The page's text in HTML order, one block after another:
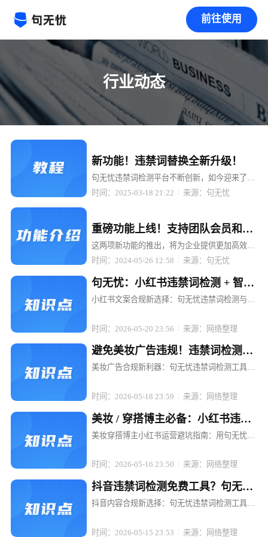
前往使用
行业动态
新功能！违禁词替换全新升级！
句无忧违禁词检测平台不断创新，如今迎来了重
大升级 —— 检测出来的违禁词可以一键替换成
时间：2025-03-18 21:22 来源：句无忧
重磅功能上线！支持团队会员和
API接口，助力企业高效管理与智
能检测！
这两项新功能的推出，将为企业提供更加高效、
便捷的违禁词检测服务，助力企业轻松应对内容
时间：2024-05-26 12:58 来源：句无忧
句无忧：小红书违禁词检测 + 智能
替换，文案不打折
小红书文案合规新选择：句无忧违禁词检测与智
望通过优质内容吸引粉丝、提升转化。然而，违
禁词的存在却像一颗颗隐形的地雷...
时间：2026-05-20 23:56 来源：网络整理
避免美妆广告违规！违禁词检测工
具句无忧强烈推荐
美妆广告合规新利器：句无忧违禁词检测工具，
放已成为品牌推广的重要手段。然而，随着广告
法的日益严格和各平台规则的不断更新，美妆广
告中的违禁词问题成了众多品牌和...
时间：2026-05-18 23:59 来源：网络整理
美妆 / 穿搭博主必备：小红书违禁
词检测工具句无忧
美妆穿搭博主小红书运营避坑指南：用句无忧搞
记可能因一句"最显瘦"被限流，一场美妆直播可
能因"美白神器"被平台下架。对于依赖内容输出
的美妆穿搭博主而言，违禁词...
时间：2026-05-16 23:50 来源：网络整理
抖音违禁词检测免费工具？句无忧
满足合规需求
抖音内容合规新选择：句无忧违禁词检测工具，
发展的当下，内容创作者和电商运营者们面临着
时间：2026-05-15 23:53 来源：网络整理